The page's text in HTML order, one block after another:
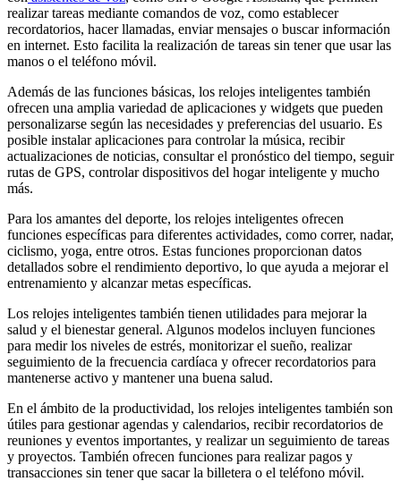
realizar tareas mediante comandos de voz, como establecer
recordatorios, hacer llamadas, enviar mensajes o buscar información
en internet. Esto facilita la realización de tareas sin tener que usar las
manos o el teléfono móvil.
Además de las funciones básicas, los relojes inteligentes también
ofrecen una amplia variedad de aplicaciones y widgets que pueden
personalizarse según las necesidades y preferencias del usuario. Es
posible instalar aplicaciones para controlar la música, recibir
actualizaciones de noticias, consultar el pronóstico del tiempo, seguir
rutas de GPS, controlar dispositivos del hogar inteligente y mucho
más.
Para los amantes del deporte, los relojes inteligentes ofrecen
funciones específicas para diferentes actividades, como correr, nadar,
ciclismo, yoga, entre otros. Estas funciones proporcionan datos
detallados sobre el rendimiento deportivo, lo que ayuda a mejorar el
entrenamiento y alcanzar metas específicas.
Los relojes inteligentes también tienen utilidades para mejorar la
salud y el bienestar general. Algunos modelos incluyen funciones
para medir los niveles de estrés, monitorizar el sueño, realizar
seguimiento de la frecuencia cardíaca y ofrecer recordatorios para
mantenerse activo y mantener una buena salud.
En el ámbito de la productividad, los relojes inteligentes también son
útiles para gestionar agendas y calendarios, recibir recordatorios de
reuniones y eventos importantes, y realizar un seguimiento de tareas
y proyectos. También ofrecen funciones para realizar pagos y
transacciones sin tener que sacar la billetera o el teléfono móvil.